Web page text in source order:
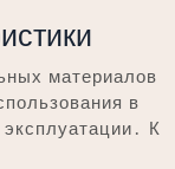
материалов
в
К